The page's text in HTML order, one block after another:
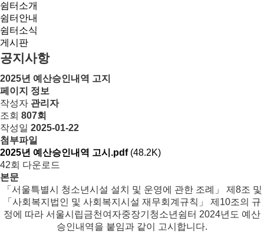
쉼터소개
쉼터안내
쉼터소식
게시판
공지사항
2025년 예산승인내역 고지
페이지 정보
작성자 관리자
조회 807회
작성일 2025-01-22
첨부파일
2025년 예산승인내역 고시.pdf(48.2K)
42회 다운로드
본문
「서울특별시 청소년시설 설치 및 운영에 관한 조례」 제8조 및
「사회복지법인 및 사회복지시설 재무회계규칙」 제10조의 규
정에 따라 서울시립금천여자중장기청소년쉼터 2024년도 예산
승인내역을 붙임과 같이 고시합니다.